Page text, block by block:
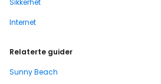
Sikkerhet
Internet
Relaterte guider
Sunny Beach